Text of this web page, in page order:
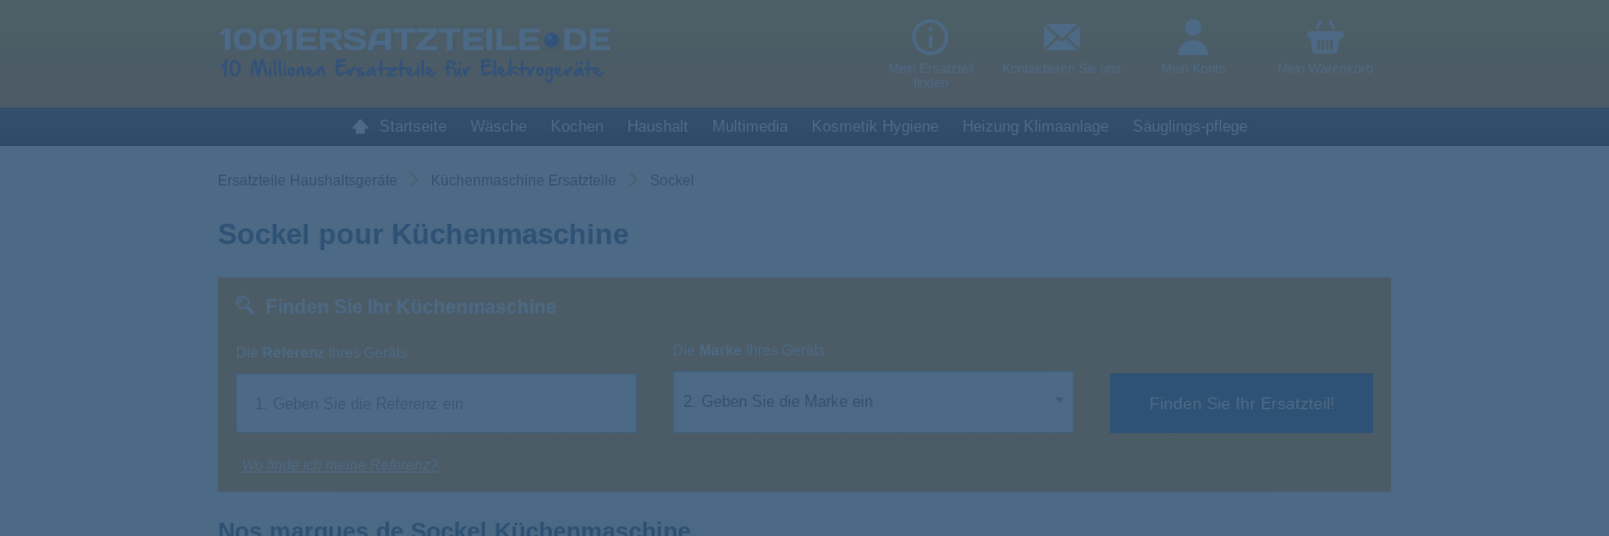
Mein Ersatzteil
finden
Kontaktieren Sie uns Mein Konto Mein Warenkorb
Startseite Wäsche Kochen Haushalt Multimedia Kosmetik Hygiene Heizung Klimaanlage Säuglings-pflege
Ersatzteile Haushaltsgeräte Küchenmaschine Ersatzteile Sockel
Sockel pour Küchenmaschine
Finden Sie Ihr Küchenmaschine
Die Referenz Ihres Geräts Die Marke Ihres Geräts
2. Geben Sie die Marke ein Finden Sie Ihr Ersatzteil!
Wo finde ich meine Referenz?